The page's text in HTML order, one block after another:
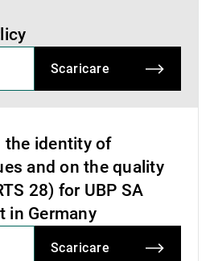
Scaricare
the identity of
and on the quality
28) for UBP SA
in Germany
Scaricare